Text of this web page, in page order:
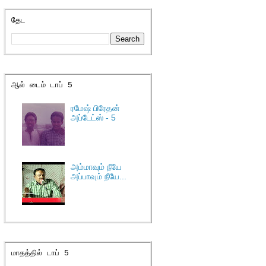
தேட
ஆல் டைம் டாப் 5
ரமேஷ் பிரேதன்
அப்டேட்ஸ் - 5
அம்மாவும் நீயே
அப்பாவும் நீயே...
மாதத்தில் டாப் 5